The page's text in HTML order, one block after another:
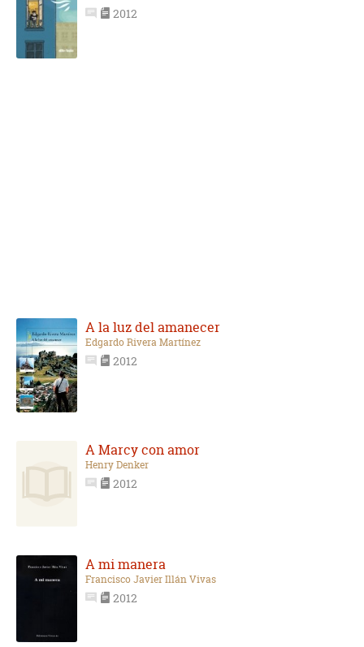
2012
A la luz del amanecer
Edgardo Rivera Martínez
2012
A Marcy con amor
Henry Denker
2012
A mi manera
Francisco Javier Illán Vivas
2012